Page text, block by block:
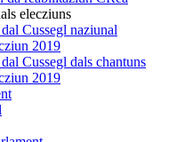
elecziuns
Cussegl naziunal
2019
Cussegl dals chantuns
2019